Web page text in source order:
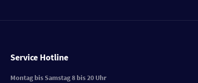
Service Hotline
Montag bis Samstag 8 bis 20 Uhr